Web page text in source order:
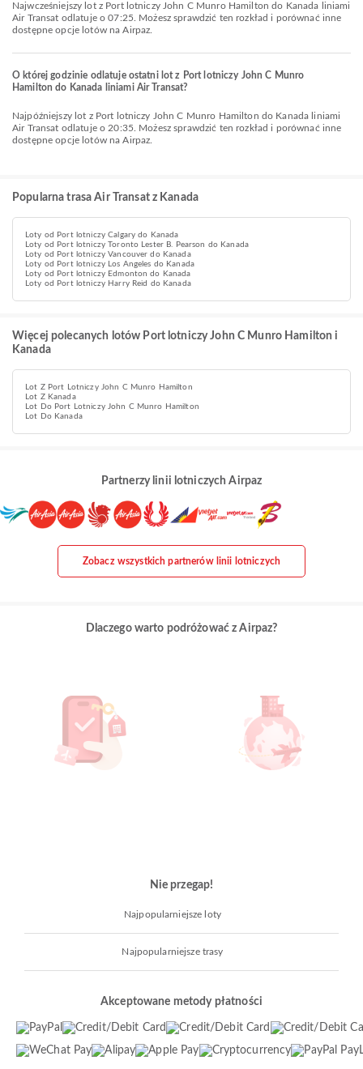
Najwcześniejszy lot z Port lotniczy John C Munro Hamilton do Kanada liniami
Air Transat odlatuje o 07:25. Możesz sprawdzić ten rozkład i porównać inne
dostępne opcje lotów na Airpaz.
O której godzinie odlatuje ostatni lot z Port lotniczy John C Munro
Hamilton do Kanada liniami Air Transat?
Najpóźniejszy lot z Port lotniczy John C Munro Hamilton do Kanada liniami
Air Transat odlatuje o 20:35. Możesz sprawdzić ten rozkład i porównać inne
dostępne opcje lotów na Airpaz.
Popularna trasa Air Transat z Kanada
Loty od Port lotniczy Calgary do Kanada
Loty od Port lotniczy Toronto Lester B. Pearson do Kanada
Loty od Port lotniczy Vancouver do Kanada
Loty od Port lotniczy Los Angeles do Kanada
Loty od Port lotniczy Edmonton do Kanada
Loty od Port lotniczy Harry Reid do Kanada
Więcej polecanych lotów Port lotniczy John C Munro Hamilton i
Kanada
Lot Z Port Lotniczy John C Munro Hamilton
Lot Z Kanada
Lot Do Port Lotniczy John C Munro Hamilton
Lot Do Kanada
Partnerzy linii lotniczych Airpaz
Zobacz wszystkich partnerów linii lotniczych
Dlaczego warto podróżować z Airpaz?
Nie przegap!
Najpopularniejsze loty
Najpopularniejsze trasy
Akceptowane metody płatności